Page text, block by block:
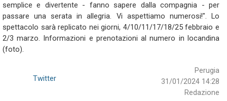
semplice e divertente - fanno sapere dalla compagnia - per
passare una serata in allegria. Vi aspettiamo numerosi!". Lo
spettacolo sarà replicato nei giorni, 4/10/11/17/18/25 febbraio e
2/3 marzo. Informazioni e prenotazioni al numero in locandina
(foto).
Perugia
31/01/2024 14:28
Redazione
Twitter